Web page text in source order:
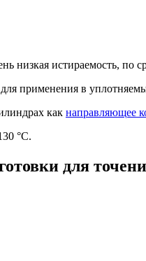
низкая истираемость, по
применения в
как направляющее
°C.
для